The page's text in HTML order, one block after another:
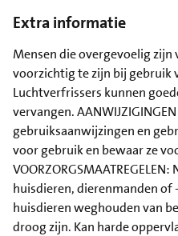
Extra informatie
Mensen die overgevoelig
voorzichtig te zijn bij gebruik
Luchtverfrissers kunnen
vervangen. AANWIJZIGINGEN
gebruiksaanwijzingen en
voor gebruik en bewaar ze
huisdieren, dierenmanden of
huisdieren weghouden van
droog zijn. Kan harde